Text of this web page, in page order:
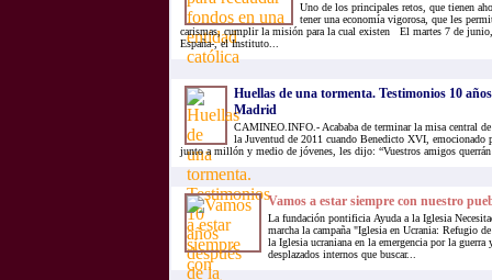
Uno de los principales retos, que tienen
tener una economía vigorosa, que les
carismas, cumplir la misión para la cual existen El martes 7 de
España-, el Instituto...
Huellas de una tormenta. Testimonios 10
Madrid
CAMINEO.INFO.- Acababa de terminar la misa central
la Juventud de 2011 cuando Benedicto XVI,
junto a millón y medio de jóvenes, les dijo: “Vuestros amigos querrán
Vamos a estar siempre con nuestro
La fundación pontificia Ayuda a la Iglesia
marcha la campaña "Iglesia en Ucrania: Refugio
la Iglesia ucraniana en la emergencia por la
desplazados internos que buscar...